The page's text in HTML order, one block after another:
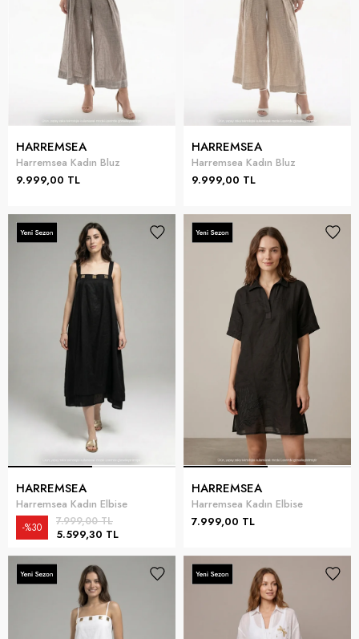
HARREMSEA
Harremsea Kadın Bluz
9.999,00 TL
HARREMSEA
Harremsea Kadın Bluz
9.999,00 TL
HARREMSEA
Harremsea Kadın Elbise
5.599,30 TL
7.999,00 TL
%30
HARREMSEA
Harremsea Kadın Elbise
7.999,00 TL